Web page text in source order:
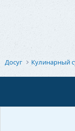
Досуг Кулинарный